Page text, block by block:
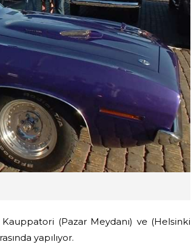
Kauppatori (Pazar Meydanı) ve (Helsinki
yapılıyor.